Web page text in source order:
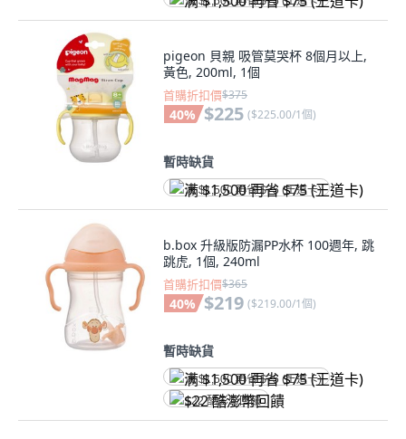
pigeon 貝親 吸管莫哭杯 8個月以上,
黃色, 200ml, 1個
首購折扣價$375
40% $225 ($225.00/1個)
暫時缺貨
满 $1,500 再省 $75 (王道卡)
b.box 升級版防漏PP水杯 100週年, 跳
跳虎, 1個, 240ml
首購折扣價$365
40% $219 ($219.00/1個)
暫時缺貨
满 $1,500 再省 $75 (王道卡)
$22 酷澎幣回饋